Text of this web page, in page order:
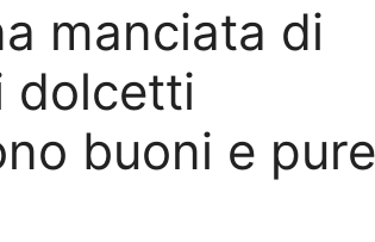
manciata di
dolcetti
buoni e pure